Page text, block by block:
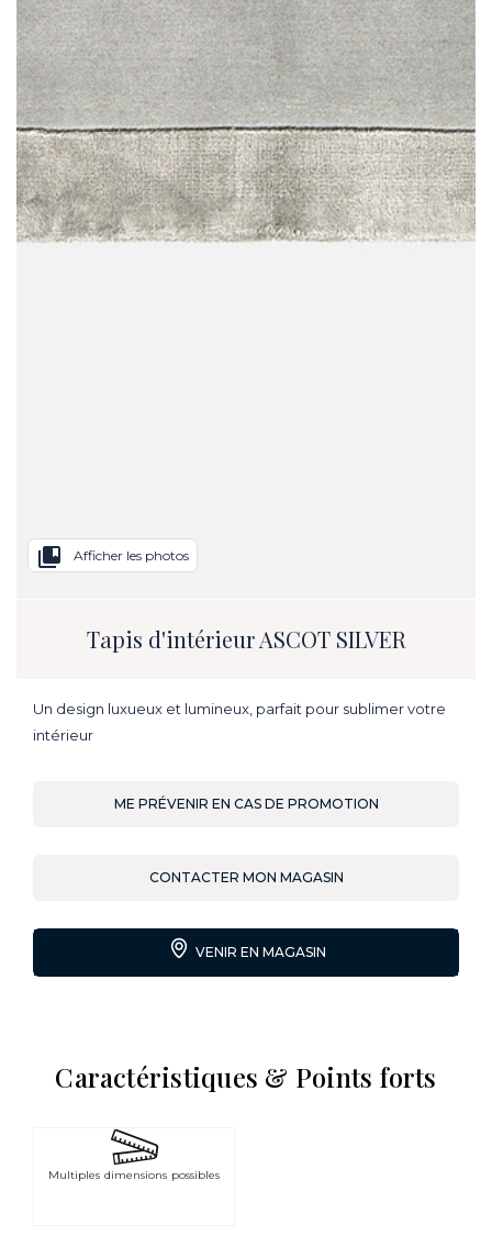
collections_bookmark Afficher les photos
Tapis d'intérieur ASCOT SILVER
Un design luxueux et lumineux, parfait pour sublimer votre
intérieur
ME PRÉVENIR EN CAS DE PROMOTION
CONTACTER MON MAGASIN
VENIR EN MAGASIN
Caractéristiques & Points forts
Multiples dimensions possibles